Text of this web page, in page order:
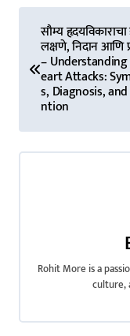
P
t
n
a
सौम्य
लक्षणे, निदान आणि
–
eart Attacks:
s, Diagnosis,
ntion
Rohit More is a
culture,